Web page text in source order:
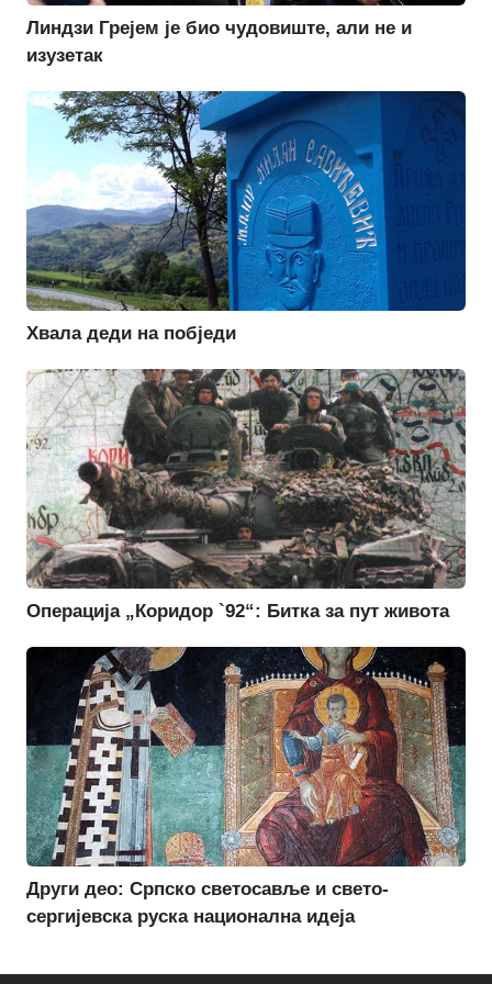
Линдзи Грејем је био чудовиште, али не и
изузетак
Хвала деди на побједи
Операција „Коридор `92“: Битка за пут живота
Други део: Српско светосавље и свето-
сергијевска руска национална идеја